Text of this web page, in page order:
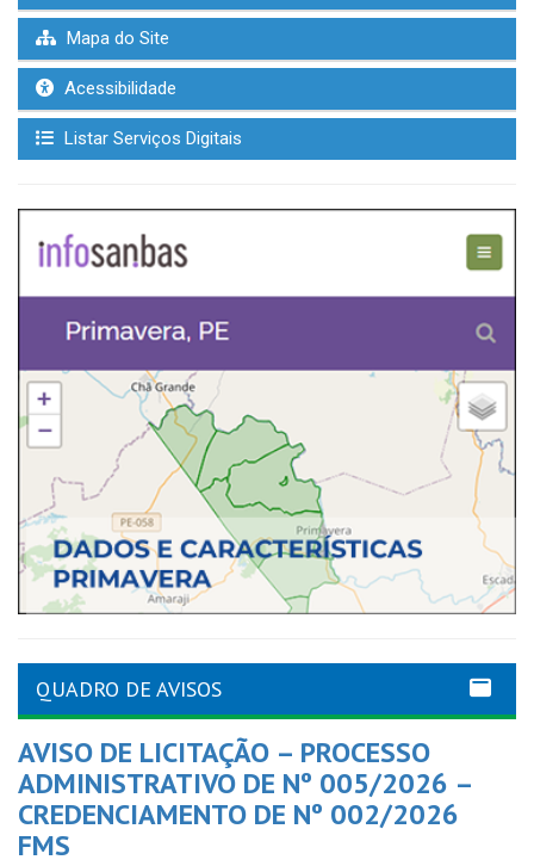
Mapa do Site
Acessibilidade
Listar Serviços Digitais
QUADRO DE AVISOS
AVISO DE LICITAÇÃO – PROCESSO
ADMINISTRATIVO DE Nº 005/2026 –
CREDENCIAMENTO DE Nº 002/2026
FMS